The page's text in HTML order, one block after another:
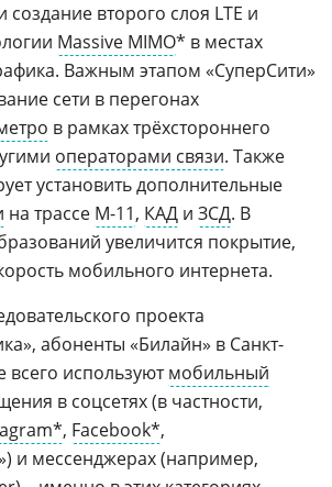
второго слоя LTE и
Massive MIMO* в местах
Важным этапом «СуперСити»
сети в перегонах
в рамках трёхстороннего
операторами связи. Также
установить дополнительные
на трассе М-11, КАД и ЗСД. В
увеличится покрытие,
мобильного интернета.
проекта
абоненты «Билайн» в Санкт-
всего используютмобильный
в соцсетях (в частности,
, Facebook*,
и мессенджерах (например,